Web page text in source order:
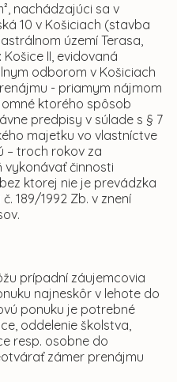
nachádzajúci sa v
10 v Košiciach (stavba
území Terasa,
II, evidovaná
odborom v Košiciach
- priamym nájmom
ktorého spôsob
predpisy v súlade s § 7
majetku vo vlastníctve
– troch rokov za
vykonávať činnosti
ktorej nie je prevádzka
189/1992 Zb. v znení
prípadní záujemcovia
najneskôr v lehote do
ponuku je potrebné
oddelenie školstva,
resp. osobne do
zámer prenájmu